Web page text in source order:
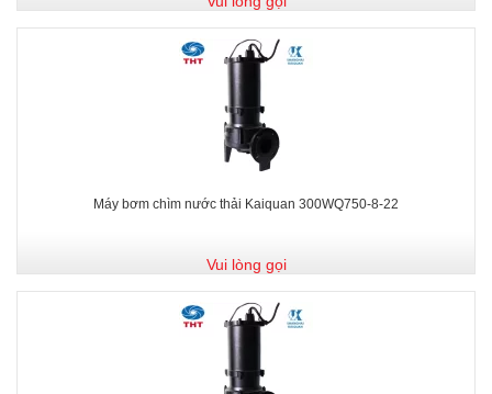
Máy bơm chìm nước thải Kaiquan 300WQ750-8-22
Vui lòng gọi